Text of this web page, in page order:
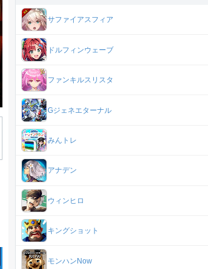
サファイアスフィア
ドルフィンウェーブ
ファンキルスリスタ
Gジェネエターナル
みんトレ
アナデン
ウィンヒロ
キングショット
モンハンNow